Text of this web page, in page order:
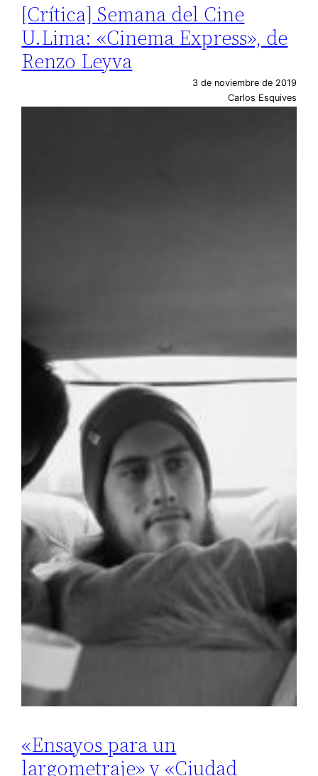
[Crítica] Semana del Cine
U.Lima: «Cinema Express», de
Renzo Leyva
3 de noviembre de 2019
Carlos Esquives
«Ensayos para un
largometraje» y «Ciudad